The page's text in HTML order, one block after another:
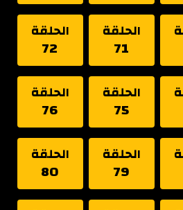
الحلقة
71
الحلقة
72
الحلقة
75
الحلقة
76
الحلقة
79
الحلقة
80